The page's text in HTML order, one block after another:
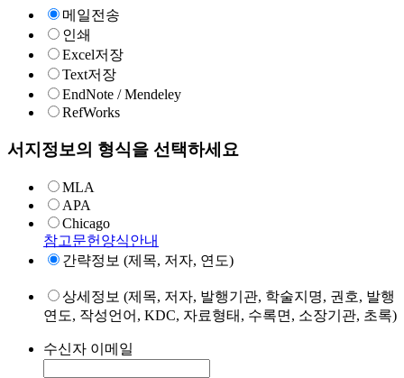
메일전송
인쇄
Excel저장
Text저장
EndNote / Mendeley
RefWorks
서지정보의 형식을 선택하세요
MLA
APA
Chicago
참고문헌양식안내
간략정보 (제목, 저자, 연도)
상세정보 (제목, 저자, 발행기관, 학술지명, 권호, 발행
연도, 작성언어, KDC, 자료형태, 수록면, 소장기관, 초록)
수신자 이메일